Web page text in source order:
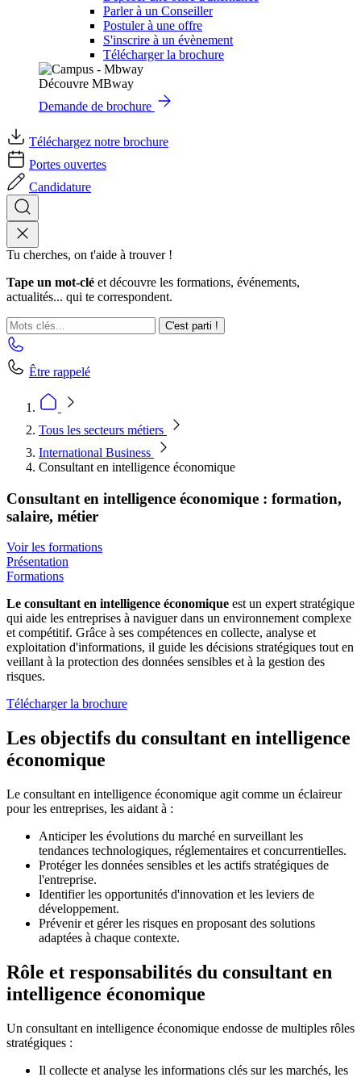
Parler à un Conseiller
Postuler à une offre
S'inscrire à un évènement
Télécharger la brochure
Découvre MBway
Demande de brochure
Téléchargez notre brochure
Portes ouvertes
Candidature
Tu cherches, on t'aide à trouver !
Tape un mot-clé et découvre les formations, événements,
actualités... qui te correspondent.
C'est parti !
Être rappelé
Tous les secteurs métiers
International Business
Consultant en intelligence économique
Consultant en intelligence économique : formation,
salaire, métier
Voir les formations
Présentation
Formations
Le consultant en intelligence économique est un expert stratégique
qui aide les entreprises à naviguer dans un environnement complexe
et compétitif. Grâce à ses compétences en collecte, analyse et
exploitation d'informations, il guide les décisions stratégiques tout en
veillant à la protection des données sensibles et à la gestion des
risques.
Télécharger la brochure
Les objectifs du consultant en intelligence
économique
Le consultant en intelligence économique agit comme un éclaireur
pour les entreprises, les aidant à :
Anticiper les évolutions du marché en surveillant les
tendances technologiques, réglementaires et concurrentielles.
Protéger les données sensibles et les actifs stratégiques de
l'entreprise.
Identifier les opportunités d'innovation et les leviers de
développement.
Prévenir et gérer les risques en proposant des solutions
adaptées à chaque contexte.
Rôle et responsabilités du consultant en
intelligence économique
Un consultant en intelligence économique endosse de multiples rôles
stratégiques :
Il collecte et analyse les informations clés sur les marchés, les